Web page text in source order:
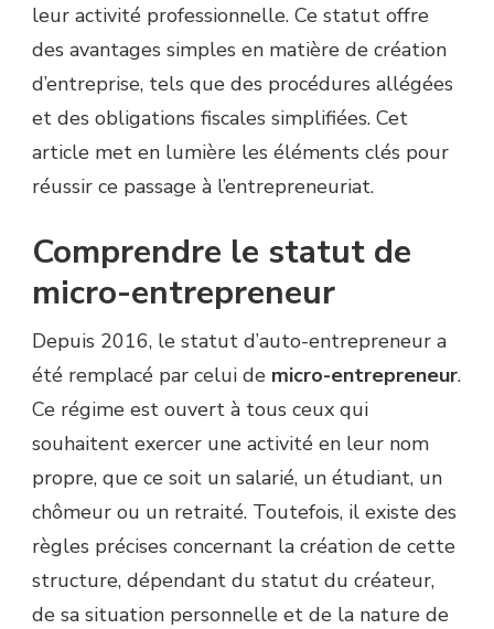
leur activité professionnelle. Ce statut offre
des avantages simples en matière de création
d’entreprise, tels que des procédures allégées
et des obligations fiscales simplifiées. Cet
article met en lumière les éléments clés pour
réussir ce passage à l’entrepreneuriat.
Comprendre le statut de
micro-entrepreneur
Depuis 2016, le statut d’auto-entrepreneur a
été remplacé par celui de micro-entrepreneur.
Ce régime est ouvert à tous ceux qui
souhaitent exercer une activité en leur nom
propre, que ce soit un salarié, un étudiant, un
chômeur ou un retraité. Toutefois, il existe des
règles précises concernant la création de cette
structure, dépendant du statut du créateur,
de sa situation personnelle et de la nature de